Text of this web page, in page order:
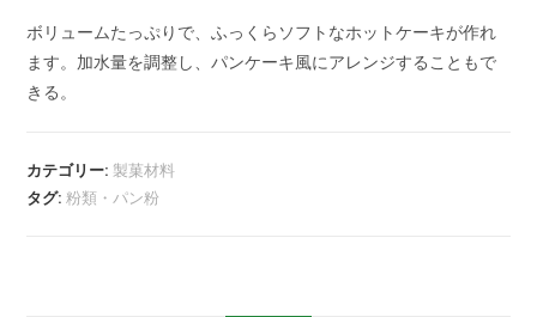
ボリュームたっぷりで、ふっくらソフトなホットケーキが作れ
ます。加水量を調整し、パンケーキ風にアレンジすることもで
きる。
カテゴリー: 製菓材料
タグ: 粉類・パン粉